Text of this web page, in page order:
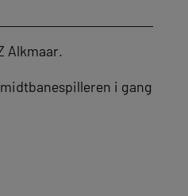
Alkmaar.
i gang